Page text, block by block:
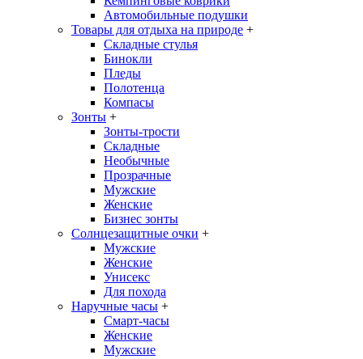
Автомобильные подушки
Товары для отдыха на природе +
Складные стулья
Бинокли
Пледы
Полотенца
Компасы
Зонты +
Зонты-трости
Складные
Необычные
Прозрачные
Мужские
Женские
Бизнес зонты
Солнцезащитные очки +
Мужские
Женские
Унисекс
Для похода
Наручные часы +
Смарт-часы
Женские
Мужские